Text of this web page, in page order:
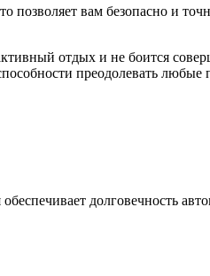
позволяет вам безопасно и
отдых и не боится
преодолевать любые
долговечность